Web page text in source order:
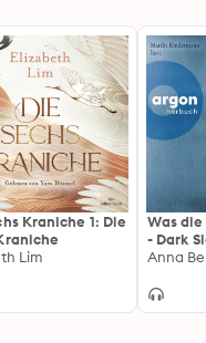
»So eine großartige
***Prickelt bis zur
Kraniche 1: Die
Lim
Was
- Dark
Anna